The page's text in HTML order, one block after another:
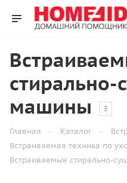
машины
3
Главная — Каталог —
Встраиваемая техника по
Встраиваемые стирально-